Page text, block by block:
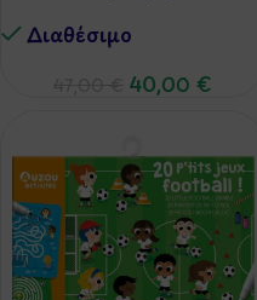
Διαθέσιμo
40,00 €